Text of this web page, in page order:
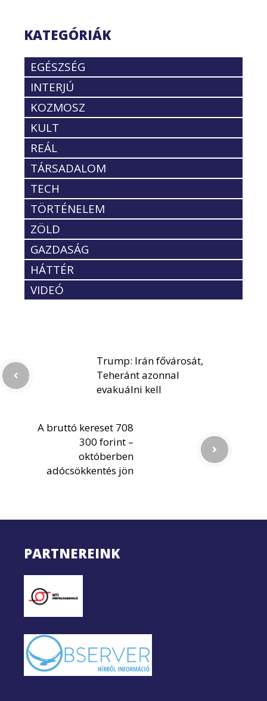
KATEGÓRIÁK
EGÉSZSÉG
INTERJÚ
KOZMOSZ
KULT
REÁL
TÁRSADALOM
TECH
TÖRTÉNELEM
ZÖLD
GAZDASÁG
HÁTTÉR
VIDEÓ
Trump: Irán fővárosát,
Teheránt azonnal
evakuálni kell
A bruttó kereset 708
300 forint –
októberben
adócsökkentés jön
PARTNEREINK